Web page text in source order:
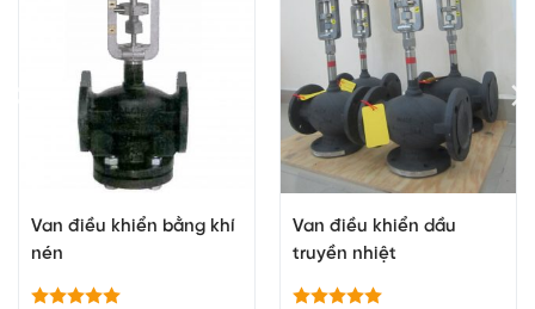
Van điều khiển bằng khí
nén
Van điều khiển dầu
truyền nhiệt